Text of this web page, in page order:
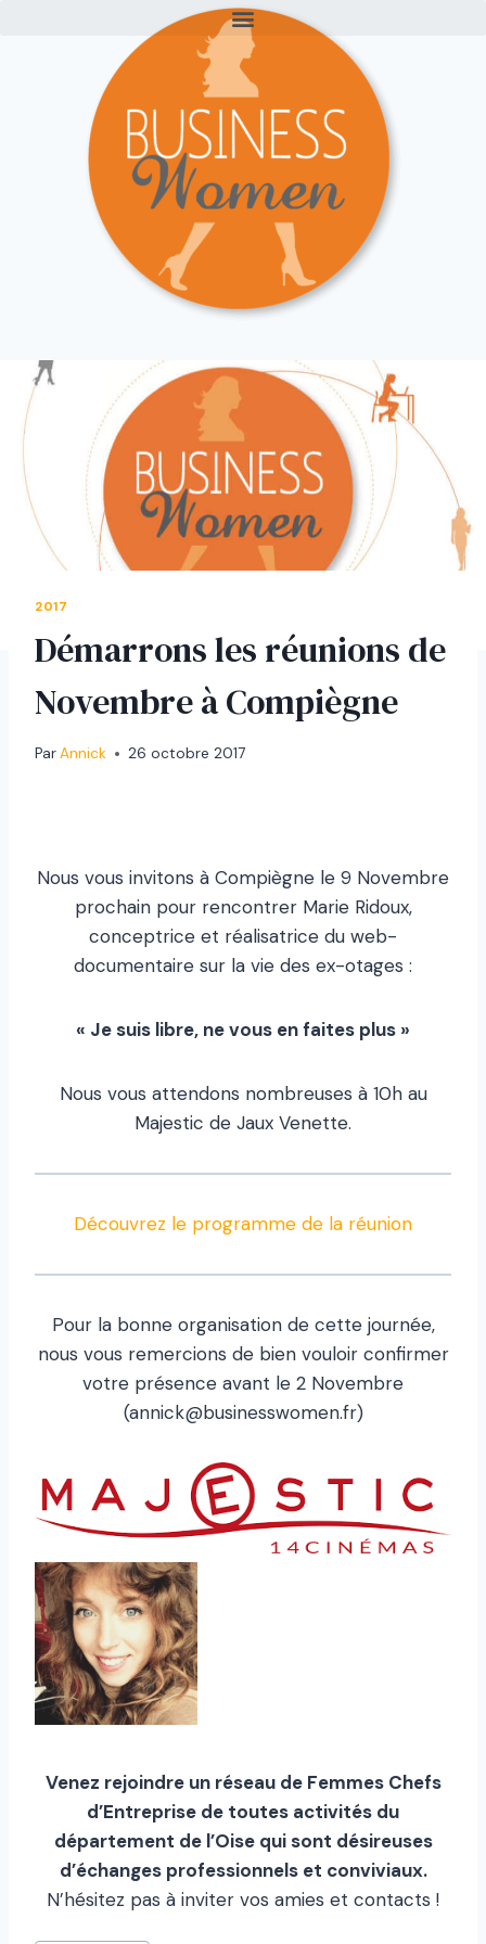
2017
Démarrons les réunions de
Novembre à Compiègne
ParAnnick 26 octobre 2017
Nous vous invitons à Compiègne le 9 Novembre
prochain pour rencontrer Marie Ridoux,
conceptrice et réalisatrice du web-
documentaire sur la vie des ex-otages :
« Je suis libre, ne vous en faites plus »
Nous vous attendons nombreuses à 10h au
Majestic de Jaux Venette.
Découvrez le programme de la réunion
Pour la bonne organisation de cette journée,
nous vous remercions de bien vouloir confirmer
votre présence avant le 2 Novembre
(annick@businesswomen.fr)
Venez rejoindre un réseau de Femmes Chefs
d’Entreprise de toutes activités du
département de l’Oise qui sont désireuses
d’échanges professionnels et conviviaux.
N’hésitez pas à inviter vos amies et contacts !